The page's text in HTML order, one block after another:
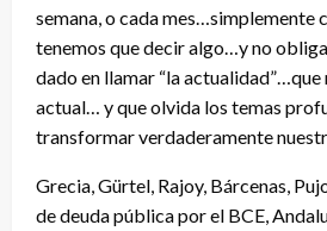
semana, o cada mes…simplemente
tenemos que decir algo…y no
dado en llamar “la actualidad”…que
actual… y que olvida los temas
transformar verdaderamente
Grecia, Gürtel, Rajoy, Bárcenas,
de deuda pública por el BCE,